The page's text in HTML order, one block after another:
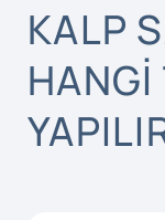
KALP
HANGI